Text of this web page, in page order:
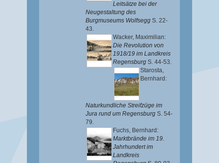
Leitsätze bei der
Neugestaltung des
Burgmuseums Wolfsegg S. 22-
43.
Wacker, Maximilian:
Die Revolution von
1918/19 im Landkreis
Regensburg S. 44-53.
Starosta,
Bernhard :
Naturkundliche Streifzüge im
Jura rund um Regensburg S. 54-
79.
Fuchs, Bernhard :
Marktbrände im 19.
Jahrhundert im
Landkreis